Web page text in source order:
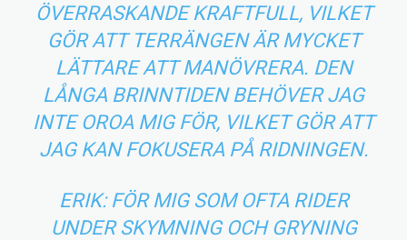
ÖVERRASKANDE KRAFTFULL, VILKET
GÖR ATT TERRÄNGEN ÄR MYCKET
LÄTTARE ATT MANÖVRERA. DEN
LÅNGA BRINNTIDEN BEHÖVER JAG
INTE OROA MIG FÖR, VILKET GÖR ATT
JAG KAN FOKUSERA PÅ RIDNINGEN.
ERIK: FÖR MIG SOM OFTA RIDER
UNDER SKYMNING OCH GRYNING